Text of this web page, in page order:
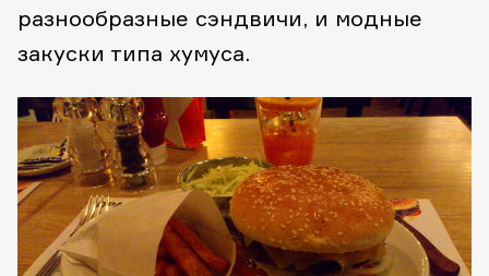
разнообразные сэндвичи, и модные
закуски типа хумуса.